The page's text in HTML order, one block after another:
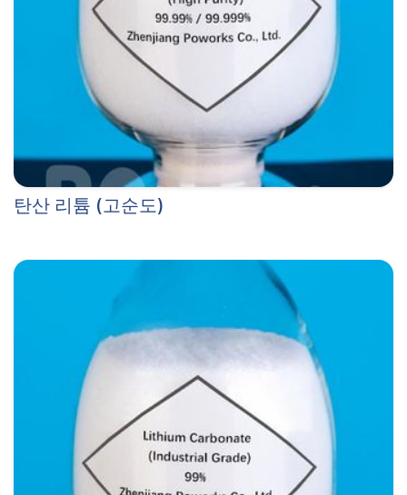
탄산 리튬 (고순도)